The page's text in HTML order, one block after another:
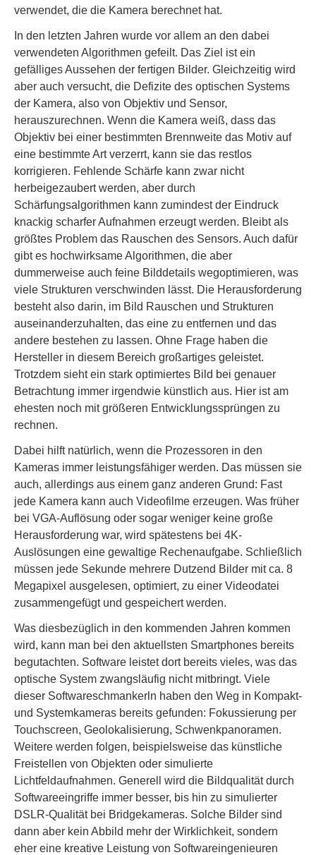
verwendet, die die Kamera berechnet hat.
In den letzten Jahren wurde vor allem an den dabei
verwendeten Algorithmen gefeilt. Das Ziel ist ein
gefälliges Aussehen der fertigen Bilder. Gleichzeitig wird
aber auch versucht, die Defizite des optischen Systems
der Kamera, also von Objektiv und Sensor,
herauszurechnen. Wenn die Kamera weiß, dass das
Objektiv bei einer bestimmten Brennweite das Motiv auf
eine bestimmte Art verzerrt, kann sie das restlos
korrigieren. Fehlende Schärfe kann zwar nicht
herbeigezaubert werden, aber durch
Schärfungsalgorithmen kann zumindest der Eindruck
knackig scharfer Aufnahmen erzeugt werden. Bleibt als
größtes Problem das Rauschen des Sensors. Auch dafür
gibt es hochwirksame Algorithmen, die aber
dummerweise auch feine Bilddetails wegoptimieren, was
viele Strukturen verschwinden lässt. Die Herausforderung
besteht also darin, im Bild Rauschen und Strukturen
auseinanderzuhalten, das eine zu entfernen und das
andere bestehen zu lassen. Ohne Frage haben die
Hersteller in diesem Bereich großartiges geleistet.
Trotzdem sieht ein stark optimiertes Bild bei genauer
Betrachtung immer irgendwie künstlich aus. Hier ist am
ehesten noch mit größeren Entwicklungssprüngen zu
rechnen.
Dabei hilft natürlich, wenn die Prozessoren in den
Kameras immer leistungsfähiger werden. Das müssen sie
auch, allerdings aus einem ganz anderen Grund: Fast
jede Kamera kann auch Videofilme erzeugen. Was früher
bei VGA-Auflösung oder sogar weniger keine große
Herausforderung war, wird spätestens bei 4K-
Auslösungen eine gewaltige Rechenaufgabe. Schließlich
müssen jede Sekunde mehrere Dutzend Bilder mit ca. 8
Megapixel ausgelesen, optimiert, zu einer Videodatei
zusammengefügt und gespeichert werden.
Was diesbezüglich in den kommenden Jahren kommen
wird, kann man bei den aktuellsten Smartphones bereits
begutachten. Software leistet dort bereits vieles, was das
optische System zwangsläufig nicht mitbringt. Viele
dieser Softwareschmankerln haben den Weg in Kompakt-
und Systemkameras bereits gefunden: Fokussierung per
Touchscreen, Geolokalisierung, Schwenkpanoramen.
Weitere werden folgen, beispielsweise das künstliche
Freistellen von Objekten oder simulierte
Lichtfeldaufnahmen. Generell wird die Bildqualität durch
Softwareeingriffe immer besser, bis hin zu simulierter
DSLR-Qualität bei Bridgekameras. Solche Bilder sind
dann aber kein Abbild mehr der Wirklichkeit, sondern
eher eine kreative Leistung von Softwareingenieuren